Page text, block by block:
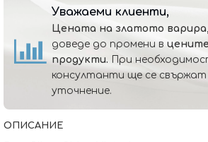
Уважаеми клиенти,
Цената на златото варира,
доведе до промени в
продукти. При
консултанти ще се свържат
уточнение.
ОПИСАНИЕ